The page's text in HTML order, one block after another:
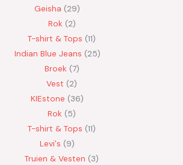
Geisha
29
Rok 2
T-shirt & Tops 11
Indian Blue Jeans 25
Broek 7
Vest
2
KIEstone
36
Rok 5
T-shirt & Tops 11
Levi's
9
Truien & Vesten
3